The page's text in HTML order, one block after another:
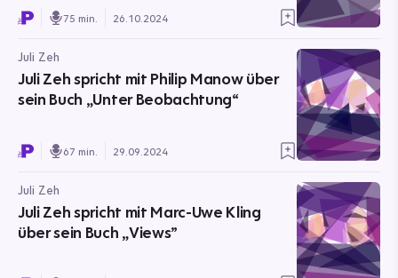
75 min. 26.10.2024
Juli Zeh
Juli Zeh spricht mit Philip Manow über
sein Buch „Unter Beobachtung“
67 min. 29.09.2024
Juli Zeh
Juli Zeh spricht mit Marc-Uwe Kling
über sein Buch „Views”